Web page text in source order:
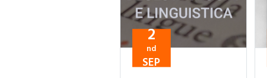
2
nd
SEP